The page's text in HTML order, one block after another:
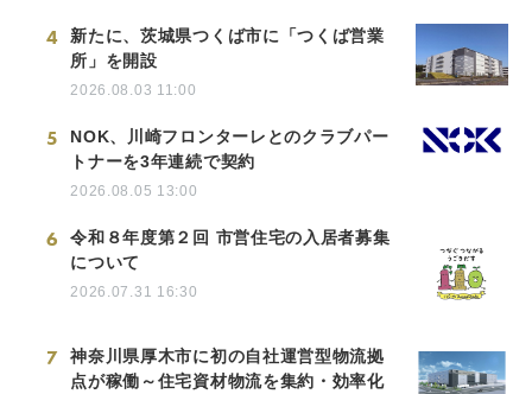
4
新たに、茨城県つくば市に「つくば営業
所」を開設
2026.08.03 11:00
5
NOK、川崎フロンターレとのクラブパー
トナーを3年連続で契約
2026.08.05 13:00
6
令和８年度第２回 市営住宅の入居者募集
について
2026.07.31 16:30
7
神奈川県厚木市に初の自社運営型物流拠
点が稼働～住宅資材物流を集約・効率化